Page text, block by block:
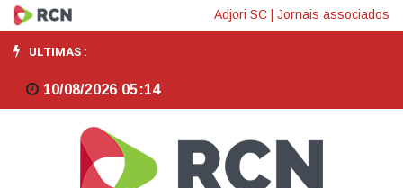
Inscrições
para
seleção
Adjori SC Jornais associados
ULTIMAS :
10/08/2026 05:14